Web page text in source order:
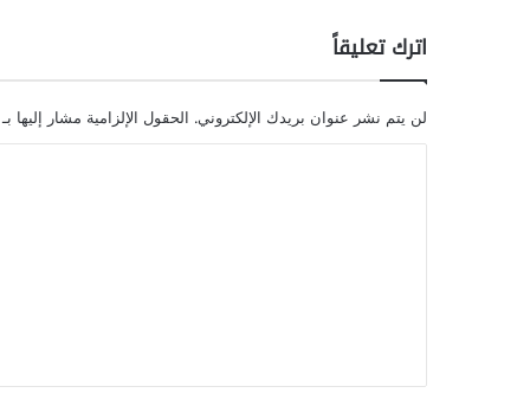
اترك تعليقاً
لن يتم نشر عنوان بريدك الإلكتروني. الحقول الإلزامية مشار إليها بـ